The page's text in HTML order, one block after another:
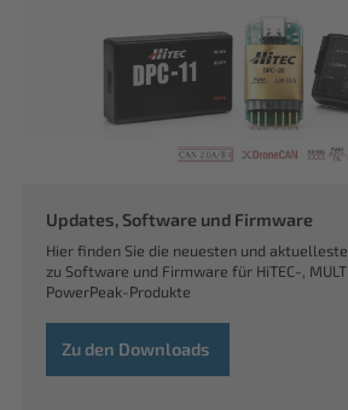
Updates, Software und Firmware
Hier finden Sie die neuesten und
zu Software und Firmware für HiTEC-,
PowerPeak-Produkte
Zu den Downloads